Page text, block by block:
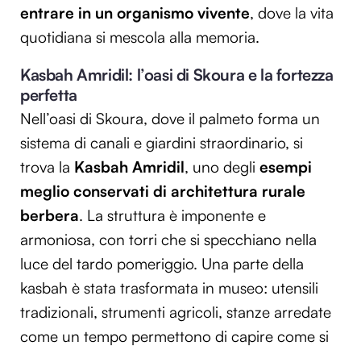
entrare in un organismo vivente, dove la vita
quotidiana si mescola alla memoria.
Kasbah Amridil: l’oasi di Skoura e la fortezza
perfetta
Nell’oasi di Skoura, dove il palmeto forma un
sistema di canali e giardini straordinario, si
trova la Kasbah Amridil, uno degli esempi
meglio conservati di architettura rurale
berbera. La struttura è imponente e
armoniosa, con torri che si specchiano nella
luce del tardo pomeriggio. Una parte della
kasbah è stata trasformata in museo: utensili
tradizionali, strumenti agricoli, stanze arredate
come un tempo permettono di capire come si